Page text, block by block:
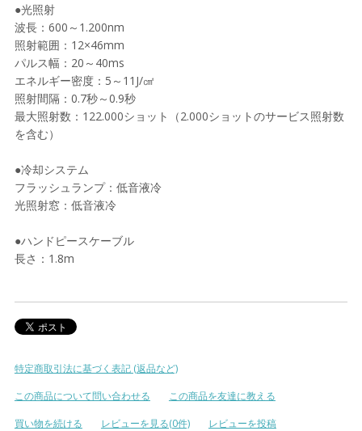
●光照射
波長：600～1.200nm
照射範囲：12×46mm
パルス幅：20～40ms
エネルギー密度：5～11J/㎠
照射間隔：0.7秒～0.9秒
最大照射数：122.000ショット（2.000ショットのサービス照射数
を含む）
●冷却システム
フラッシュランプ：低音液冷
光照射窓：低音液冷
●ハンドピースケーブル
長さ：1.8m
特定商取引法に基づく表記 (返品など)
この商品について問い合わせる
この商品を友達に教える
買い物を続ける
レビューを見る(0件) レビューを投稿